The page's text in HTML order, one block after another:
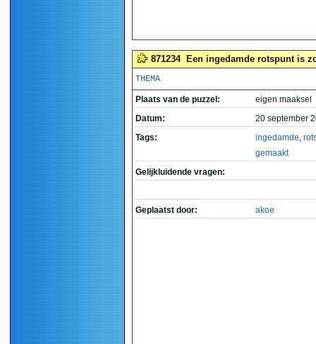
871234 Een ingedamde rotspunt is
THEMA
Plaats van de puzzel:
eigen maaksel
Datum:
20 september
Tags:
ingedamde,
gemaakt
Gelijkluidende vragen:
Geplaatst door: akoe